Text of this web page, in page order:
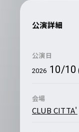
公演詳細
公演日
2026 10/10
会場
CLUB CITTA'